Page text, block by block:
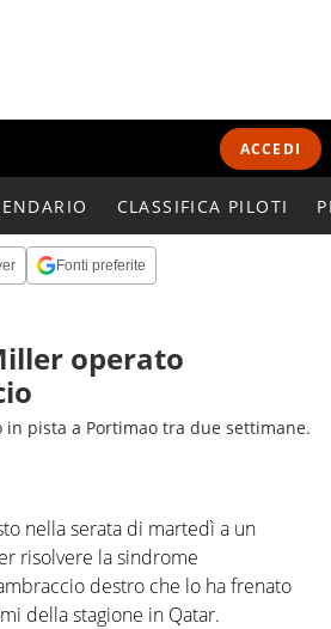
ACCEDI
CLASSIFICA PILOTI
Fonti preferite
operato
pista a Portimao tra due settimane.
nella serata di martedì a un
risolvere la sindrome
destro che lo ha frenato
della stagione in Qatar.